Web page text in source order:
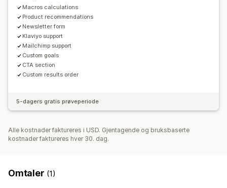
Macros calculations
Product recommendations
Newsletter form
Klaviyo support
Mailchimp support
Custom goals
CTA section
Custom results order
5-dagers gratis prøveperiode
Alle kostnader faktureres i USD. Gjentagende og bruksbaserte
kostnader faktureres hver 30. dag.
Omtaler (1)